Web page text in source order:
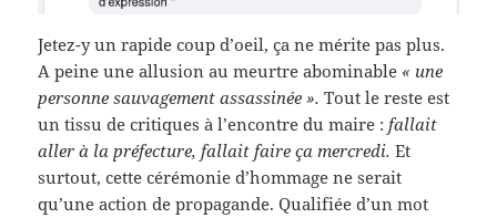
Jetez-y un rapide coup d’oeil, ça ne mérite pas plus.
A peine une allusion au meurtre abominable « une
personne sauvagement assassinée ». Tout le reste est
un tissu de critiques à l’encontre du maire : fallait
aller à la préfecture, fallait faire ça mercredi. Et
surtout, cette cérémonie d’hommage ne serait
qu’une action de propagande. Qualifiée d’un mot